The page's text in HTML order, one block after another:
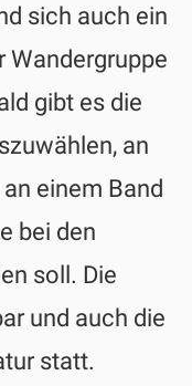
sich auch ein
Wandergruppe
gibt es die
an
einem Band
bei den
soll. Die
und auch die
statt.